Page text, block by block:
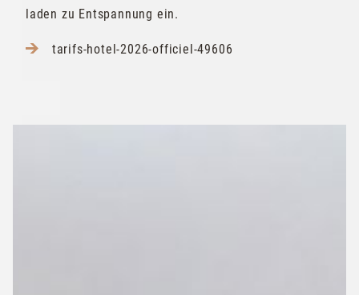
laden zu Entspannung ein.
tarifs-hotel-2026-officiel-49606